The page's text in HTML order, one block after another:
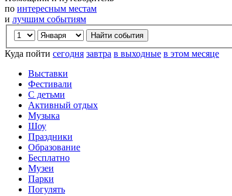
по интересным местам
и лучшим событиям
Куда пойти сегодня завтра в выходные в этом месяце
Выставки
Фестивали
С детьми
Активный отдых
Музыка
Шоу
Праздники
Образование
Бесплатно
Музеи
Парки
Погулять